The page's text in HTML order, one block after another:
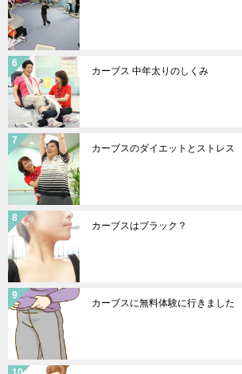
カーブス 中年太りのしくみ
カーブスのダイエットとストレス
カーブスはブラック？
カーブスに無料体験に行きました